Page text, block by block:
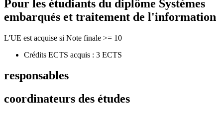
Pour les étudiants du diplôme Systèmes
embarqués et traitement de l'information
L'UE est acquise si Note finale >= 10
Crédits ECTS acquis : 3 ECTS
responsables
coordinateurs des études